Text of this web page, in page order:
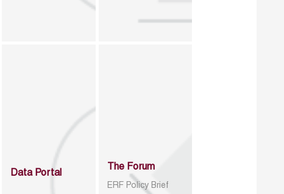
Data Portal
The Forum
ERF Policy Brief